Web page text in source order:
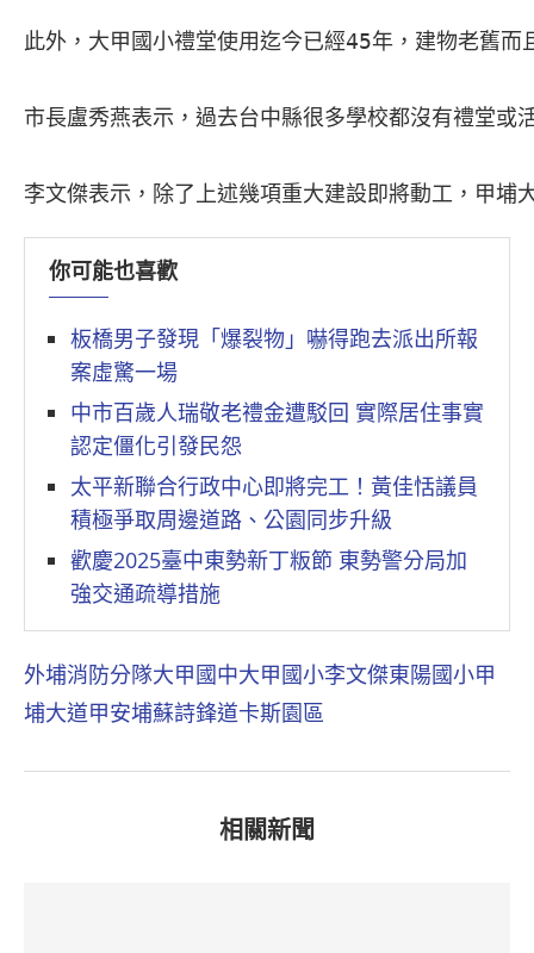
此外，大甲國小禮堂使用迄今已經45年，建物老舊
市長盧秀燕表示，過去台中縣很多學校都沒有禮堂
李文傑表示，除了上述幾項重大建設即將動工，甲
你可能也喜歡
板橋男子發現「爆裂物」嚇得跑去派出所報
案虛驚一場
中市百歲人瑞敬老禮金遭駁回 實際居住事實
認定僵化引發民怨
太平新聯合行政中心即將完工！黃佳恬議員
積極爭取周邊道路、公園同步升級
歡慶2025臺中東勢新丁粄節 東勢警分局加
強交通疏導措施
外埔消防分隊大甲國中大甲國小李文傑東陽國小甲
埔大道甲安埔蘇詩鋒道卡斯園區
相關新聞